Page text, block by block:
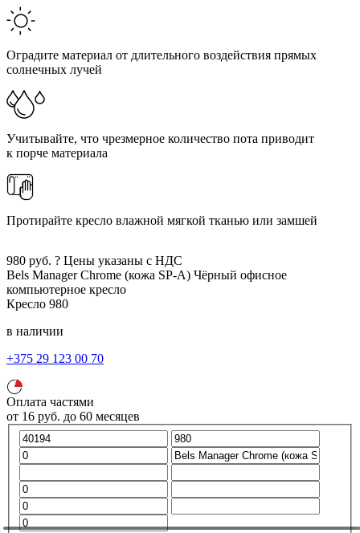
Оградите материал от длительного воздействия прямых
солнечных лучей
Учитывайте, что чрезмерное количество пота приводит
к порче материала
Протирайте кресло влажной мягкой тканью или замшей
980 руб. ? Цены указаны с НДС
Bels Manager Chrome (кожа SP-A) Чёрный офисное
компьютерное кресло
Кресло 980
в наличии
+375 29 123 00 70
Оплата частями
от 16 руб. до 60 месяцев